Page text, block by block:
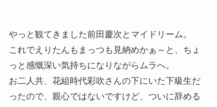
やっと観てきました前田慶次とマイドリーム。
これでえりたんもまっつも見納めかぁ～と、ちょ
っと感慨深い気持ちになりながらムラへ。
お二人共、花組時代彩吹さんの下にいた下級生だ
ったので、親心ではないですけど、ついに辞める